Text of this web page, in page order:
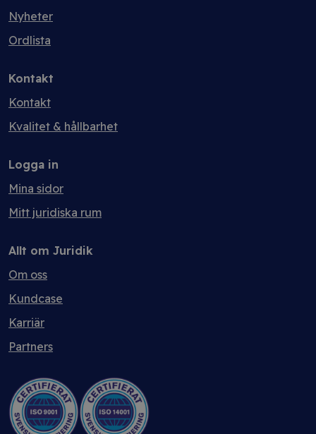
Nyheter
Ordlista
Kontakt
Kontakt
Kvalitet & hållbarhet
Logga in
Mina sidor
Mitt juridiska rum
Allt om Juridik
Om oss
Kundcase
Karriär
Partners